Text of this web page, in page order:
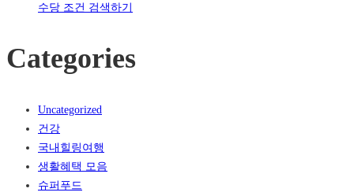
수당 조건 검색하기
Categories
Uncategorized
건강
국내힐링여행
생활혜택 모음
슈퍼푸드